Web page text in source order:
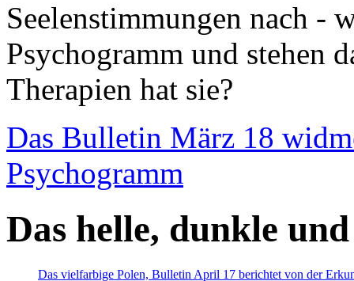
Seelenstimmungen nach -
Psychogramm und stehen
Therapien hat sie?
Das Bulletin März 18
Psychogramm
Das helle, dunkle
Das vielfarbige Polen, Bulletin April 17 berichtet von der